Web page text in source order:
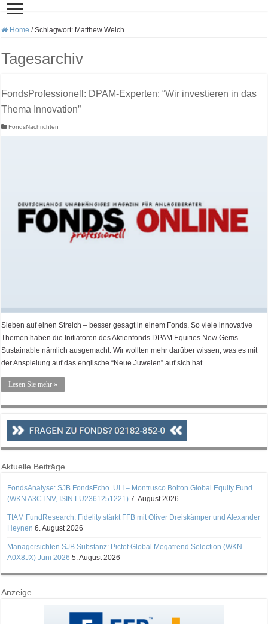
Home / Schlagwort: Matthew Welch
Tagesarchiv
FondsProfessionell: DPAM-Experten: “Wir investieren in das
Thema Innovation”
FondsNachrichten
Sieben auf einen Streich – besser gesagt in einem Fonds. So viele innovative
Themen haben die Initiatoren des Aktienfonds DPAM Equities New Gems
Sustainable nämlich ausgemacht. Wir wollten mehr darüber wissen, was es mit
der Anspielung auf das englische “Neue Juwelen” auf sich hat.
Lesen Sie mehr »
Aktuelle Beiträge
FondsAnalyse: SJB FondsEcho. UI I – Montrusco Bolton Global Equity Fund
(WKN A3CTNV, ISIN LU2361251221) 7. August 2026
TIAM FundResearch: Fidelity stärkt FFB mit Oliver Dreiskämper und Alexander
Heynen 6. August 2026
Managersichten SJB Substanz: Pictet Global Megatrend Selection (WKN
A0X8JX) Juni 2026 5. August 2026
Anzeige